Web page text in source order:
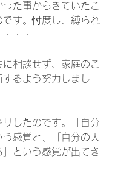
た事からきていたこ
す。忖度し、縛られ
・・
相談せず、家庭のこ
するよう努力しまし
リしたのです。「自分
感覚と、「自分の人
という感覚が出てき